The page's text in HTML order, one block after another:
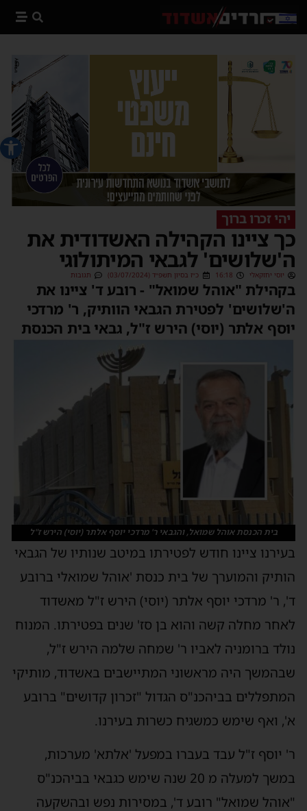
פתח
יהי זכרו ברוך
כך ציינו הקהילה האשדודית את
ה'שלושים' לגבאי המיתולוגי
יוסי יחזקאלי 16:18 כ״ז בסיון תשפ״ד (03/07/2024) תגובות
בקהילת "אוהל שמואל" - רובע ד' ציינו את
ה'שלושים' לפטירת הגבאי הוותיק, ר' מרדכי
יוסף אלתר (יוסי) הירש ז"ל, גבאי בית הכנסת
בית הכנסת אוהל שמואל, והגבאי ר' מרדכי יוסף אלתר (יוסי) הירש ז"ל
בעירנו ציינו חודש לפטירתו במיטב שנותיו של הגבאי
הותיק והמוערך של בית כנסת 'אוהל שמואלי ברובע
ד', ר' מרדכי יוסף אלתר (יוסי) הירש ז"ל מאשדוד
לאחר מחלה קשה והוא בן סז' שנים בפטירתו. המנוח
נולד ברומניה לאביו ר' שמחה שלמה הירש ז"ל,
שבהמשך היה מראשוני המתיישבים באשדוד, מותיקי
המתפללים בביהכנ"ס הגדול "זכרון קדושים" ברובע
א', ואף שימש כמשגיח כשרות בעירנו.
ר' יוסף ז"ל עבד בעברו במפעל 'אלתא' מערכות,
במשך למעלה מ 20 שנה שימש כגבאי בביהכנ"ס
"אוהל שמואל" רובע ד', במסירות נפש ובהשקעה